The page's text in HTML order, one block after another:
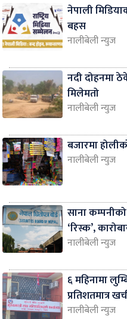
नेपाली
बहस
नालीबेली न्युज
नदी दोहनमा
मिलेमतो
नालीबेली न्युज
बजारमा
नालीबेली न्युज
साना
‘रिस्क’,
नालीबेली न्युज
६ महिनामा
प्रतिशतमात्र खर्च
नालीबेली न्युज